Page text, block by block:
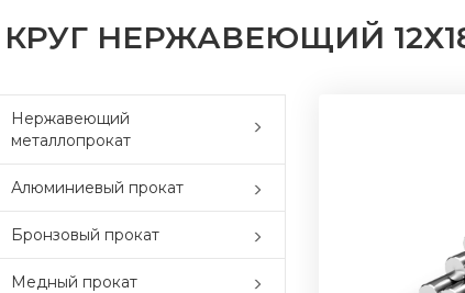
КРУГ НЕРЖАВЕЮЩИЙ
Нержавеющий
металлопрокат
Алюминиевый прокат
Бронзовый прокат
Медный прокат